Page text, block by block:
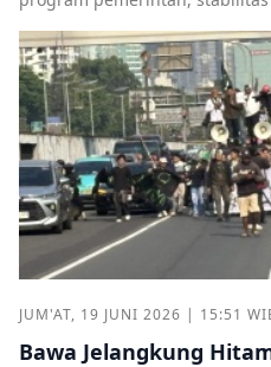
JUM'AT, 19 JUNI 2026 | 15:51
Bawa Jelangkung